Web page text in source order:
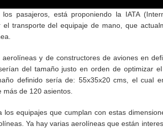
pasajeros, está proponiendo la IATA
transporte del equipaje de mano, que
y de constructores de aviones en
del tamaño justo en orden de optimizar
definido sería de: 55x35x20 cms, el cual
más de 120 asientos.
los equipajes que cumplan con estas
Ya hay varias aerolíneas que están